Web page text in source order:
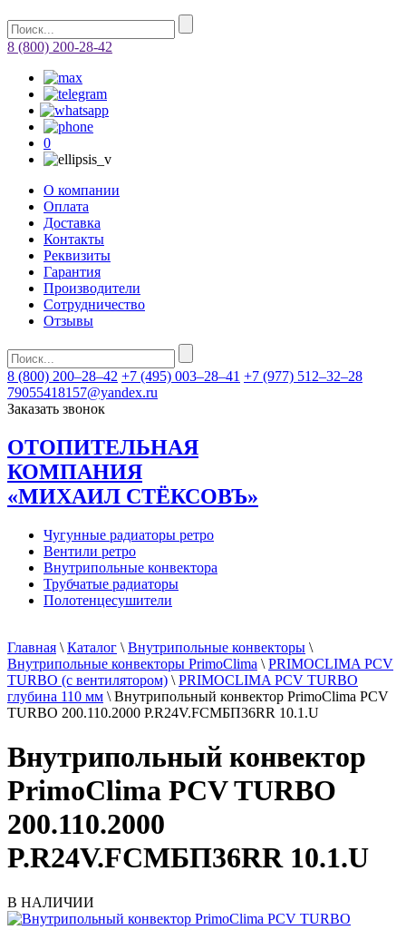
8 (800) 200-28-42
0
О компании
Оплата
Доставка
Контакты
Реквизиты
Гарантия
Производители
Сотрудничество
Отзывы
8 (800) 200–28–42 +7 (495) 003–28–41 +7 (977) 512–32–28
79055418157@yandex.ru
Заказать звонок
ОТОПИТЕЛЬНАЯ
КОМПАНИЯ
«МИХАИЛ СТЁКСОВЪ»
Чугунные радиаторы ретро
Вентили ретро
Внутрипольные конвектора
Трубчатые радиаторы
Полотенцесушители
Главная \ Каталог \ Внутрипольные конвекторы \
Внутрипольные конвекторы PrimoClima \ PRIMOCLIMA PCV
TURBO (c вентилятором) \ PRIMOCLIMA PCV TURBO
глубина 110 мм \ Внутрипольный конвектор PrimoClima PCV
TURBO 200.110.2000 P.R24V.FCMБП36RR 10.1.U
Внутрипольный конвектор
PrimoClima PCV TURBO
200.110.2000
P.R24V.FCMБП36RR 10.1.U
В НАЛИЧИИ